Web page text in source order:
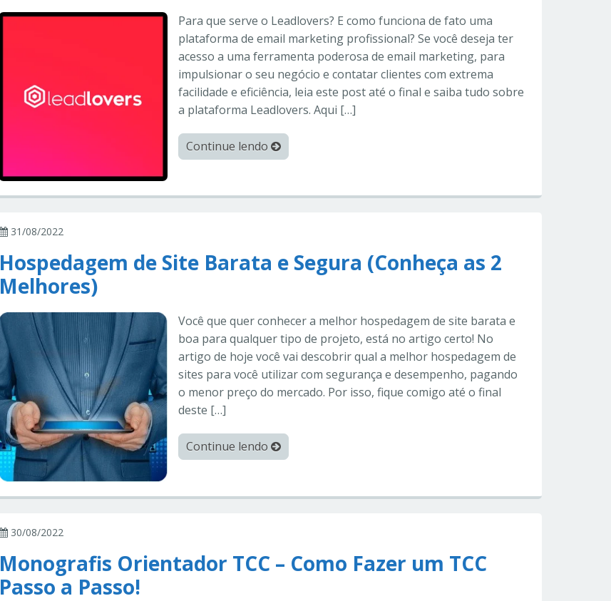
Para que serve o Leadlovers? E como funciona de fato uma
plataforma de email marketing profissional? Se você deseja ter
acesso a uma ferramenta poderosa de email marketing, para
impulsionar o seu negócio e contatar clientes com extrema
facilidade e eficiência, leia este post até o final e saiba tudo sobre
a plataforma Leadlovers. Aqui […]
Continue lendo
31/08/2022
Hospedagem de Site Barata e Segura (Conheça as 2
Melhores)
Você que quer conhecer a melhor hospedagem de site barata e
boa para qualquer tipo de projeto, está no artigo certo! No
artigo de hoje você vai descobrir qual a melhor hospedagem de
sites para você utilizar com segurança e desempenho, pagando
o menor preço do mercado. Por isso, fique comigo até o final
deste […]
Continue lendo
30/08/2022
Monografis Orientador TCC – Como Fazer um TCC
Passo a Passo!